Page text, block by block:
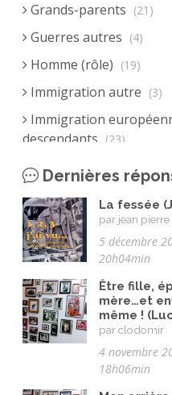
Grands-parents (21)
Guerres autres (4)
Homme (rôle) (19)
Immigration autre (3)
Immigration
descendants (23)
Immigration nord
descendants (18)
Immigration
descendants
Juif.ve (être) (10)
LGBTQIA+ (8)
Loisirs, jeux (34)
Mai 68 (8)
Maladie, handicap (23)
Dernières
La fessée
par jean pierre
5 décembre
20h04min
Être fille,
mère…et
même !
par clodomir
4 novembre
18h06min